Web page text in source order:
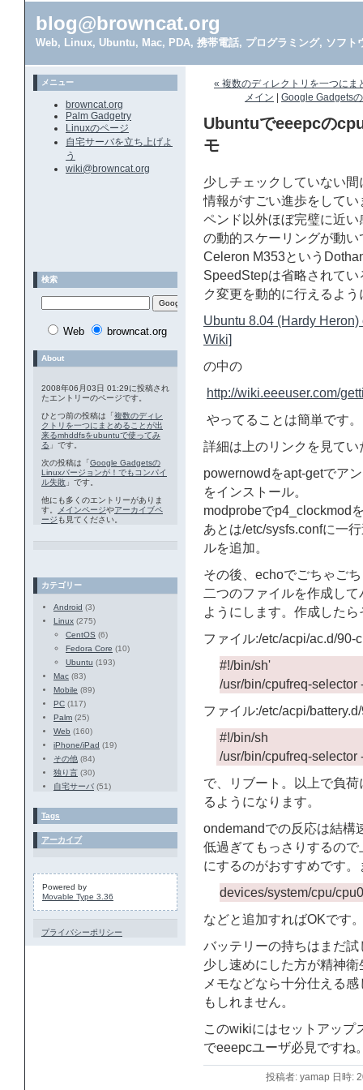
blog@browncat.org
Web, Linux, Ubuntu, Mac, PDA, 携帯電話, プログラミング, ソフト
« 複数のディレクトリを一つに
メイン
Google Gadgets
Ubuntuでeeepcの
モ
少しチェックしていない
情報がすごい進歩をして
ペンド以外ほぼ完璧に近
の動的スケーリングが動
Celeron M353という
SpeedStepは省略されて
ク変更を動的に行えるよ
Ubuntu 8.04 (Hardy
Wiki]
の中の
http://wiki.eeeuser.com/
やってることは簡単です。
詳細は上のリンクを見て
powernowdをapt-getでア
をインストール。
modprobeでp4_clockmod
あとは/etc/sysfs.confに一
ルを追加。
その後、echoでごちゃご
二つのファイルを作成し
ようにします。作成した
ファイル:/etc/acpi/ac.d/90-
#!/bin/sh'
/usr/bin/cpufreq-selector
ファイル:/etc/acpi/
#!/bin/sh
/usr/bin/cpufreq-selector
で、リブート。以上で負
るようになります。
ondemandでの反応は結構
低過ぎてもっさりするの
にするのがおすすめです
devices/system/cpu/
などと追加すればOKです
バッテリーの持ちはまだ
少し速めにした方が精神
メモなどなら十分仕える
もしれません。
このwikiにはセットアップ
でeeepcユーザ必見ですね
投稿者: yamap 日時:
メニュー
browncat.org
Palm Gadgetry
Linuxのページ
自宅サーバを立ち上げよ
う
wiki@browncat.org
検索
Web browncat.org
About
2008年06月03日 01:29に投稿され
たエントリーのページです。
ひとつ前の投稿は「複数のディレ
クトリを一つにまとめることが出
来るmhddfsをubuntuで使ってみ
る 」です。
次の投稿は「Google Gadgetsの
Linuxバージョンが！でもコンパイ
ル失敗 」です。
他にも多くのエントリーがありま
す。
メインページやアーカイブペ
ージ も見てください。
カテゴリー
Android (3)
Linux (275)
CentOS (6)
Fedora Core (10)
Ubuntu (193)
Mac (83)
Mobile (89)
PC (117)
Palm (25)
Web (160)
iPhone/iPad (19)
その他 (84)
独り言 (30)
自宅サーバ (51)
Tags
アーカイブ
Powered by
Movable Type 3.36
プライバシーポリシー